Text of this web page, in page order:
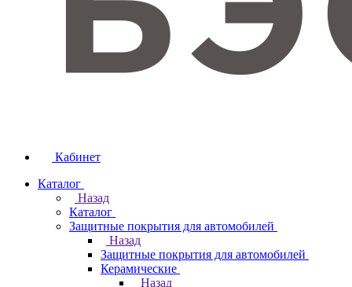
Кабинет
Каталог
Назад
Каталог
Защитные покрытия для автомобилей
Назад
Защитные покрытия для автомобилей
Керамические
Назад